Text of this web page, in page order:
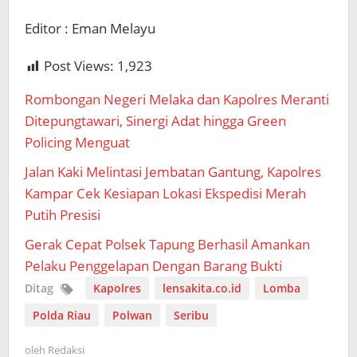
Editor : Eman Melayu
Post Views: 1,923
Rombongan Negeri Melaka dan Kapolres Meranti
Ditepungtawari, Sinergi Adat hingga Green
Policing Menguat
Jalan Kaki Melintasi Jembatan Gantung, Kapolres
Kampar Cek Kesiapan Lokasi Ekspedisi Merah
Putih Presisi
Gerak Cepat Polsek Tapung Berhasil Amankan
Pelaku Penggelapan Dengan Barang Bukti
Ditag Kapolres lensakita.co.id
Lomba
Polda Riau
Polwan Seribu
oleh Redaksi